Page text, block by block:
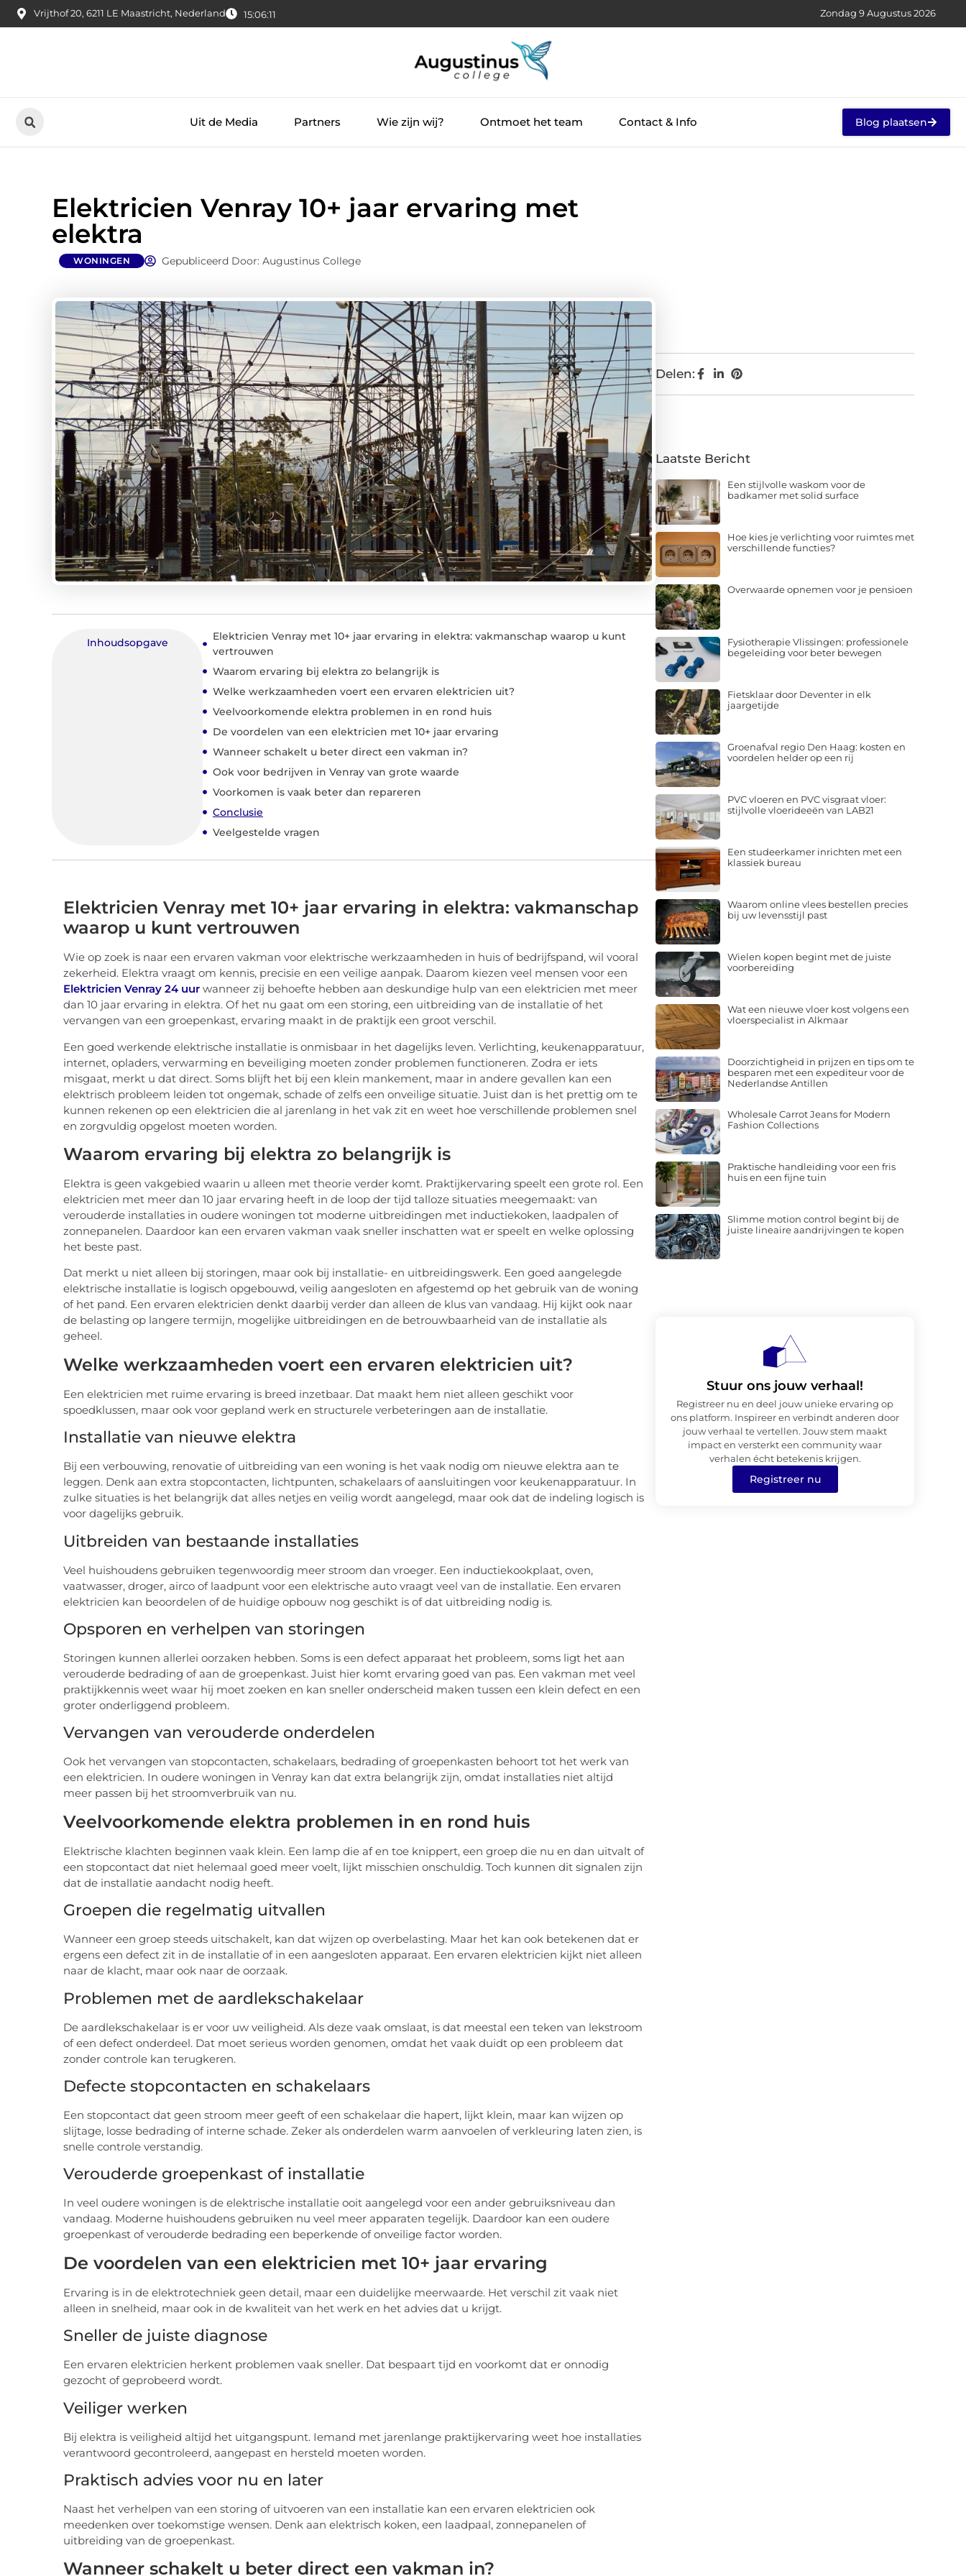
Vrijthof 20, 6211 LE Maastricht, Nederland 15:06:12 Zondag 9 Augustus 2026
Uit de Media Partners Wie zijn wij? Ontmoet het team Contact & Info Blog plaatsen
Elektricien Venray 10+ jaar ervaring met
elektra
WONINGEN Gepubliceerd Door: Augustinus College
Inhoudsopgave
Elektricien Venray met 10+ jaar ervaring in elektra: vakmanschap waarop u kunt
vertrouwen
Waarom ervaring bij elektra zo belangrijk is
Welke werkzaamheden voert een ervaren elektricien uit?
Veelvoorkomende elektra problemen in en rond huis
De voordelen van een elektricien met 10+ jaar ervaring
Wanneer schakelt u beter direct een vakman in?
Ook voor bedrijven in Venray van grote waarde
Voorkomen is vaak beter dan repareren
Conclusie
Veelgestelde vragen
Elektricien Venray met 10+ jaar ervaring in elektra: vakmanschap
waarop u kunt vertrouwen
Wie op zoek is naar een ervaren vakman voor elektrische werkzaamheden in huis of bedrijfspand, wil vooral
zekerheid. Elektra vraagt om kennis, precisie en een veilige aanpak. Daarom kiezen veel mensen voor een
Elektricien Venray 24 uur wanneer zij behoefte hebben aan deskundige hulp van een elektricien met meer
dan 10 jaar ervaring in elektra. Of het nu gaat om een storing, een uitbreiding van de installatie of het
vervangen van een groepenkast, ervaring maakt in de praktijk een groot verschil.
Een goed werkende elektrische installatie is onmisbaar in het dagelijks leven. Verlichting, keukenapparatuur,
internet, opladers, verwarming en beveiliging moeten zonder problemen functioneren. Zodra er iets
misgaat, merkt u dat direct. Soms blijft het bij een klein mankement, maar in andere gevallen kan een
elektrisch probleem leiden tot ongemak, schade of zelfs een onveilige situatie. Juist dan is het prettig om te
kunnen rekenen op een elektricien die al jarenlang in het vak zit en weet hoe verschillende problemen snel
en zorgvuldig opgelost moeten worden.
Waarom ervaring bij elektra zo belangrijk is
Elektra is geen vakgebied waarin u alleen met theorie verder komt. Praktijkervaring speelt een grote rol. Een
elektricien met meer dan 10 jaar ervaring heeft in de loop der tijd talloze situaties meegemaakt: van
verouderde installaties in oudere woningen tot moderne uitbreidingen met inductiekoken, laadpalen of
zonnepanelen. Daardoor kan een ervaren vakman vaak sneller inschatten wat er speelt en welke oplossing
het beste past.
Dat merkt u niet alleen bij storingen, maar ook bij installatie- en uitbreidingswerk. Een goed aangelegde
elektrische installatie is logisch opgebouwd, veilig aangesloten en afgestemd op het gebruik van de woning
of het pand. Een ervaren elektricien denkt daarbij verder dan alleen de klus van vandaag. Hij kijkt ook naar
de belasting op langere termijn, mogelijke uitbreidingen en de betrouwbaarheid van de installatie als
geheel.
Welke werkzaamheden voert een ervaren elektricien uit?
Een elektricien met ruime ervaring is breed inzetbaar. Dat maakt hem niet alleen geschikt voor
spoedklussen, maar ook voor gepland werk en structurele verbeteringen aan de installatie.
Installatie van nieuwe elektra
Bij een verbouwing, renovatie of uitbreiding van een woning is het vaak nodig om nieuwe elektra aan te
leggen. Denk aan extra stopcontacten, lichtpunten, schakelaars of aansluitingen voor keukenapparatuur. In
zulke situaties is het belangrijk dat alles netjes en veilig wordt aangelegd, maar ook dat de indeling logisch is
voor dagelijks gebruik.
Uitbreiden van bestaande installaties
Veel huishoudens gebruiken tegenwoordig meer stroom dan vroeger. Een inductiekookplaat, oven,
vaatwasser, droger, airco of laadpunt voor een elektrische auto vraagt veel van de installatie. Een ervaren
elektricien kan beoordelen of de huidige opbouw nog geschikt is of dat uitbreiding nodig is.
Opsporen en verhelpen van storingen
Storingen kunnen allerlei oorzaken hebben. Soms is een defect apparaat het probleem, soms ligt het aan
verouderde bedrading of aan de groepenkast. Juist hier komt ervaring goed van pas. Een vakman met veel
praktijkkennis weet waar hij moet zoeken en kan sneller onderscheid maken tussen een klein defect en een
groter onderliggend probleem.
Vervangen van verouderde onderdelen
Ook het vervangen van stopcontacten, schakelaars, bedrading of groepenkasten behoort tot het werk van
een elektricien. In oudere woningen in Venray kan dat extra belangrijk zijn, omdat installaties niet altijd
meer passen bij het stroomverbruik van nu.
Veelvoorkomende elektra problemen in en rond huis
Elektrische klachten beginnen vaak klein. Een lamp die af en toe knippert, een groep die nu en dan uitvalt of
een stopcontact dat niet helemaal goed meer voelt, lijkt misschien onschuldig. Toch kunnen dit signalen zijn
dat de installatie aandacht nodig heeft.
Groepen die regelmatig uitvallen
Wanneer een groep steeds uitschakelt, kan dat wijzen op overbelasting. Maar het kan ook betekenen dat er
ergens een defect zit in de installatie of in een aangesloten apparaat. Een ervaren elektricien kijkt niet alleen
naar de klacht, maar ook naar de oorzaak.
Problemen met de aardlekschakelaar
De aardlekschakelaar is er voor uw veiligheid. Als deze vaak omslaat, is dat meestal een teken van lekstroom
of een defect onderdeel. Dat moet serieus worden genomen, omdat het vaak duidt op een probleem dat
zonder controle kan terugkeren.
Defecte stopcontacten en schakelaars
Een stopcontact dat geen stroom meer geeft of een schakelaar die hapert, lijkt klein, maar kan wijzen op
slijtage, losse bedrading of interne schade. Zeker als onderdelen warm aanvoelen of verkleuring laten zien, is
snelle controle verstandig.
Verouderde groepenkast of installatie
In veel oudere woningen is de elektrische installatie ooit aangelegd voor een ander gebruiksniveau dan
vandaag. Moderne huishoudens gebruiken nu veel meer apparaten tegelijk. Daardoor kan een oudere
groepenkast of verouderde bedrading een beperkende of onveilige factor worden.
De voordelen van een elektricien met 10+ jaar ervaring
Ervaring is in de elektrotechniek geen detail, maar een duidelijke meerwaarde. Het verschil zit vaak niet
alleen in snelheid, maar ook in de kwaliteit van het werk en het advies dat u krijgt.
Sneller de juiste diagnose
Een ervaren elektricien herkent problemen vaak sneller. Dat bespaart tijd en voorkomt dat er onnodig
gezocht of geprobeerd wordt.
Veiliger werken
Bij elektra is veiligheid altijd het uitgangspunt. Iemand met jarenlange praktijkervaring weet hoe installaties
verantwoord gecontroleerd, aangepast en hersteld moeten worden.
Praktisch advies voor nu en later
Naast het verhelpen van een storing of uitvoeren van een installatie kan een ervaren elektricien ook
meedenken over toekomstige wensen. Denk aan elektrisch koken, een laadpaal, zonnepanelen of
uitbreiding van de groepenkast.
Wanneer schakelt u beter direct een vakman in?
Delen:
Laatste Bericht
Een stijlvolle waskom voor de
badkamer met solid surface
Hoe kies je verlichting voor ruimtes met
verschillende functies?
Overwaarde opnemen voor je pensioen
Fysiotherapie Vlissingen: professionele
begeleiding voor beter bewegen
Fietsklaar door Deventer in elk
jaargetijde
Groenafval regio Den Haag: kosten en
voordelen helder op een rij
PVC vloeren en PVC visgraat vloer:
stijlvolle vloerideeën van LAB21
Een studeerkamer inrichten met een
klassiek bureau
Waarom online vlees bestellen precies
bij uw levensstijl past
Wielen kopen begint met de juiste
voorbereiding
Wat een nieuwe vloer kost volgens een
vloerspecialist in Alkmaar
Doorzichtigheid in prijzen en tips om te
besparen met een expediteur voor de
Nederlandse Antillen
Wholesale Carrot Jeans for Modern
Fashion Collections
Praktische handleiding voor een fris
huis en een fijne tuin
Slimme motion control begint bij de
juiste lineaire aandrijvingen te kopen
Stuur ons jouw verhaal!
Registreer nu en deel jouw unieke ervaring op
ons platform. Inspireer en verbindt anderen door
jouw verhaal te vertellen. Jouw stem maakt
impact en versterkt een community waar
verhalen écht betekenis krijgen.
Registreer nu